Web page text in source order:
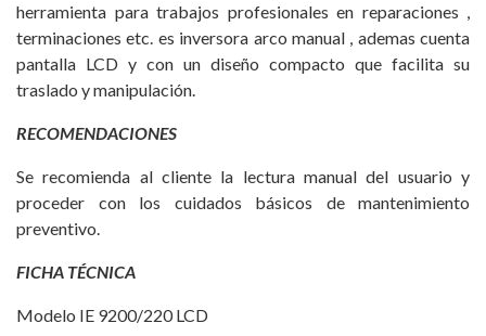
herramienta para trabajos profesionales en reparaciones ,
terminaciones etc. es inversora arco manual , ademas cuenta
pantalla LCD y con un diseño compacto que facilita su
traslado y manipulación.
RECOMENDACIONES
Se recomienda al cliente la lectura manual del usuario y
proceder con los cuidados básicos de mantenimiento
preventivo.
FICHA TÉCNICA
Modelo IE 9200/220 LCD